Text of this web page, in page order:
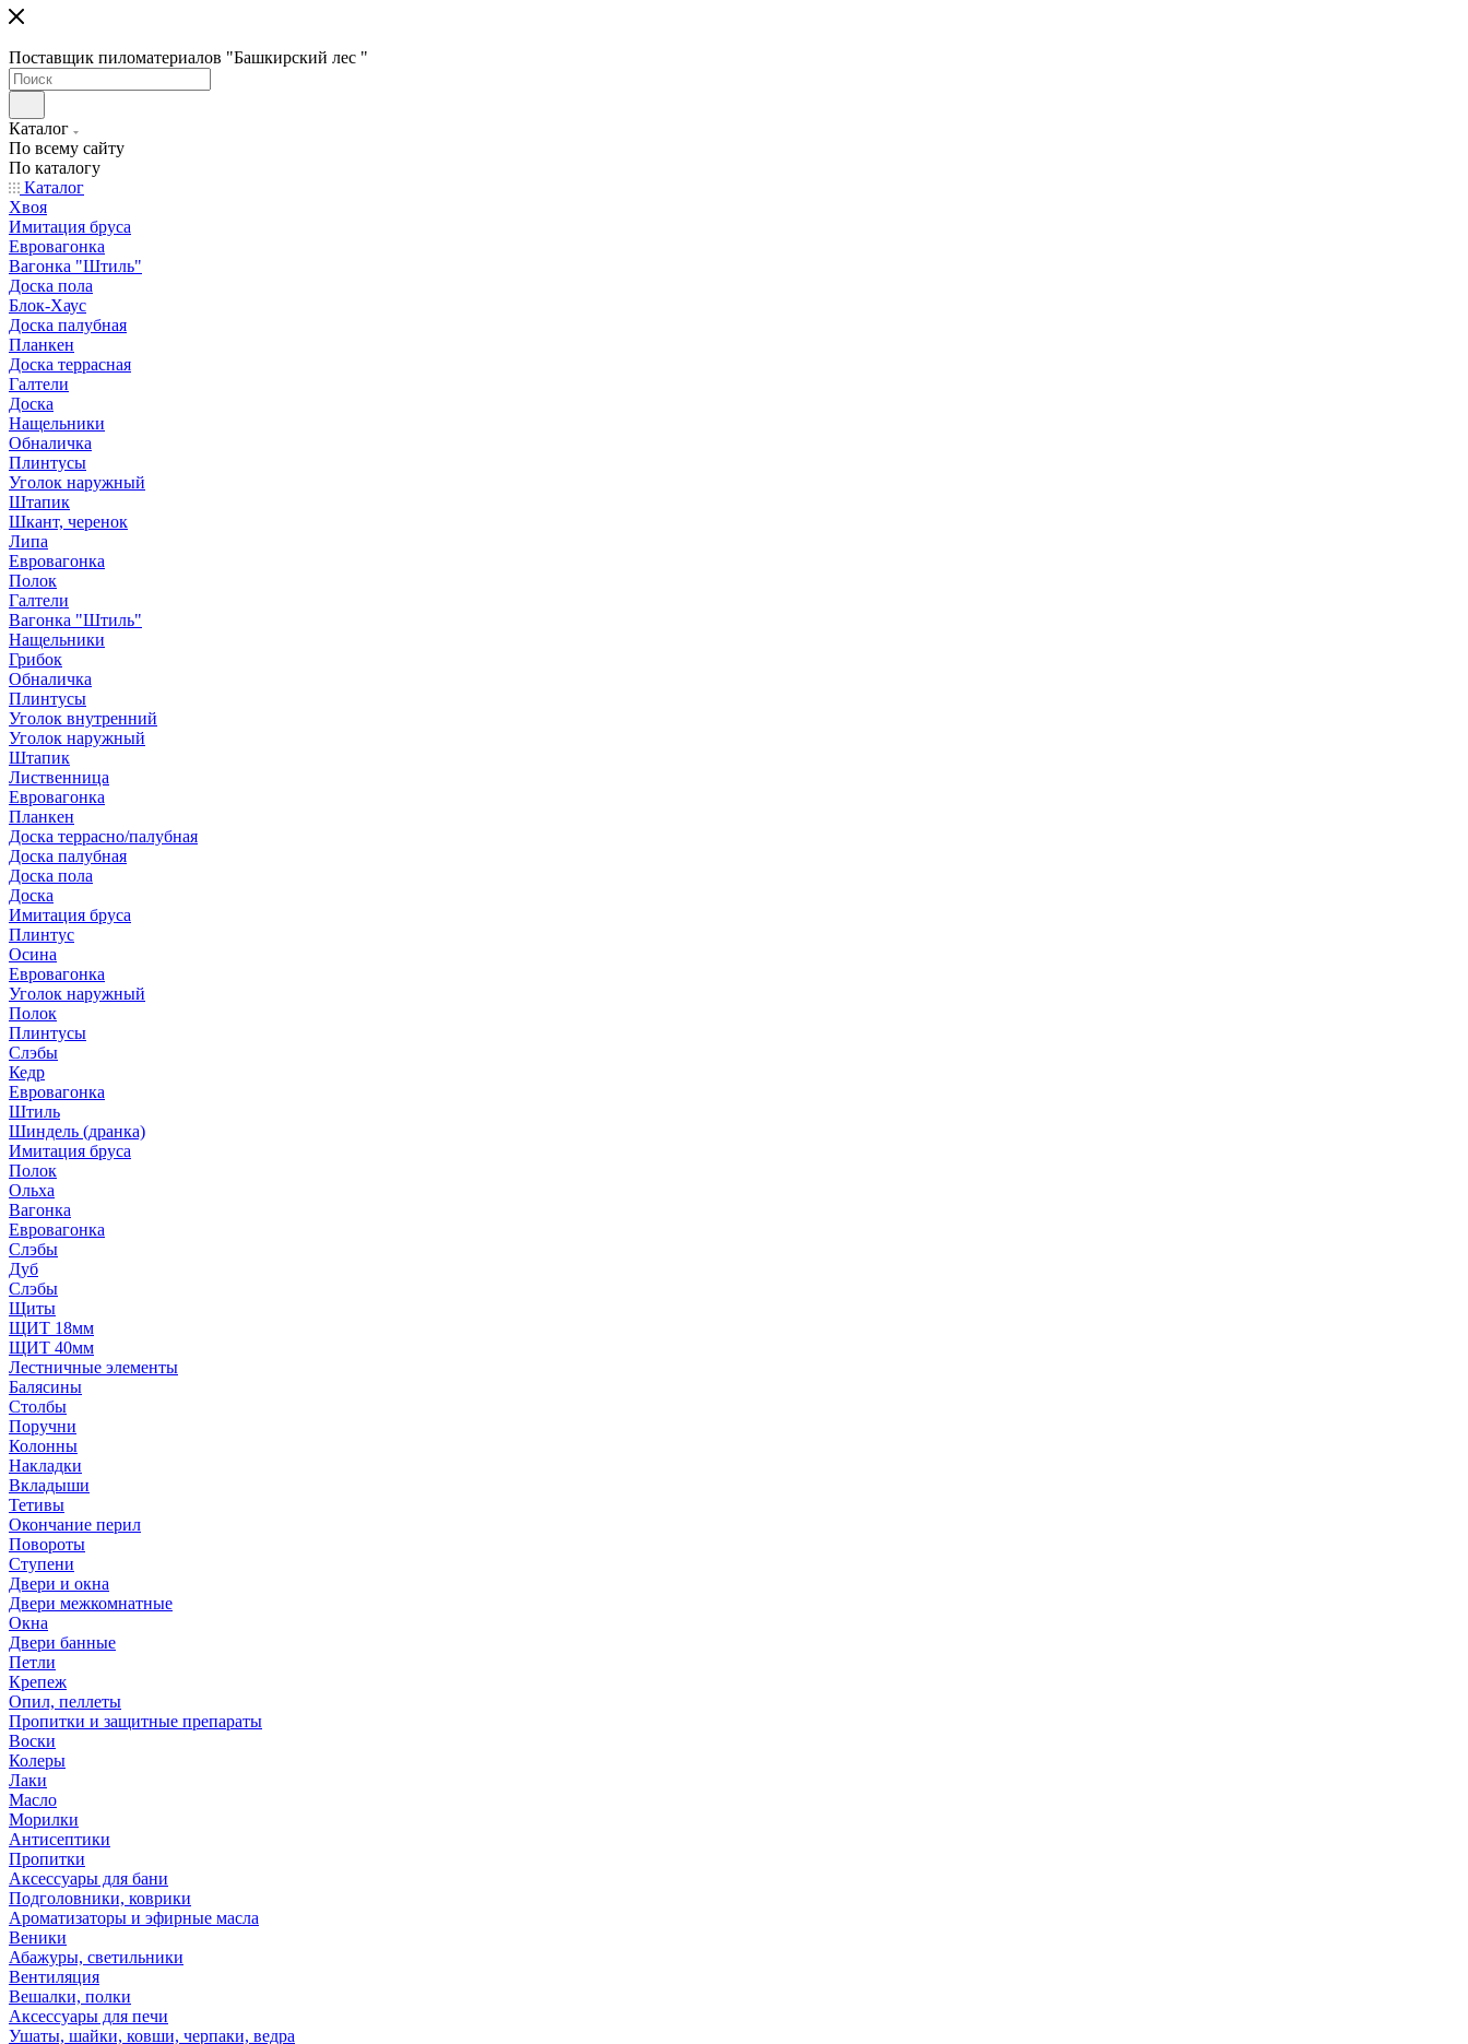
Поставщик пиломатериалов "Башкирский лес "
Каталог
По всему сайту
По каталогу
Каталог
Хвоя
Имитация бруса
Евровагонка
Вагонка "Штиль"
Доска пола
Блок-Хаус
Доска палубная
Планкен
Доска террасная
Галтели
Доска
Нащельники
Обналичка
Плинтусы
Уголок наружный
Штапик
Шкант, черенок
Липа
Евровагонка
Полок
Галтели
Вагонка "Штиль"
Нащельники
Грибок
Обналичка
Плинтусы
Уголок внутренний
Уголок наружный
Штапик
Лиственница
Евровагонка
Планкен
Доска террасно/палубная
Доска палубная
Доска пола
Доска
Имитация бруса
Плинтус
Осина
Евровагонка
Уголок наружный
Полок
Плинтусы
Слэбы
Кедр
Евровагонка
Штиль
Шиндель (дранка)
Имитация бруса
Полок
Ольха
Вагонка
Евровагонка
Слэбы
Дуб
Слэбы
Щиты
ЩИТ 18мм
ЩИТ 40мм
Лестничные элементы
Балясины
Столбы
Поручни
Колонны
Накладки
Вкладыши
Тетивы
Окончание перил
Повороты
Ступени
Двери и окна
Двери межкомнатные
Окна
Двери банные
Петли
Крепеж
Опил, пеллеты
Пропитки и защитные препараты
Воски
Колеры
Лаки
Масло
Морилки
Антисептики
Пропитки
Аксессуары для бани
Подголовники, коврики
Ароматизаторы и эфирные масла
Веники
Абажуры, светильники
Вентиляция
Вешалки, полки
Аксессуары для печи
Ушаты, шайки, ковши, черпаки, ведра